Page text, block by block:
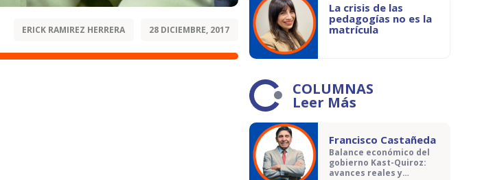
ERICK RAMIREZ HERRERA 28 DICIEMBRE, 2017
La crisis de las
pedagogías no es la
matrícula
COLUMNAS
Leer Más
Francisco Castañeda
Balance económico del
gobierno Kast-Quiroz:
avances reales y